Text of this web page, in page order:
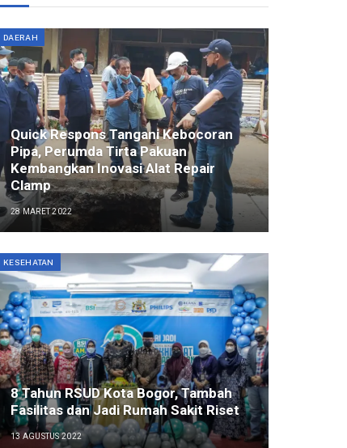
DAERAH
Quick Respons Tangani Kebocoran
Pipa, Perumda Tirta Pakuan
Kembangkan Inovasi Alat Repair
Clamp
28 MARET 2022
KESEHATAN
8 Tahun RSUD Kota Bogor, Tambah
Fasilitas dan Jadi Rumah Sakit Riset
13 AGUSTUS 2022